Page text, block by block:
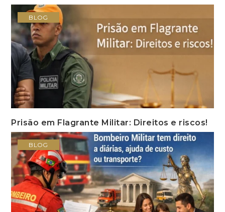
BLOG
Prisão em Flagrante Militar: Direitos e riscos!
BLOG